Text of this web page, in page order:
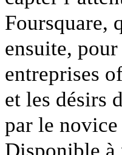
Foursquare,
ensuite,
entreprises
et les désirs
par le